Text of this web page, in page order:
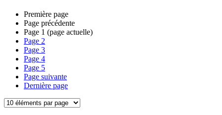
Première page
Page précédente
Page 1 (page actuelle)
Page 2
Page 3
Page 4
Page 5
Page suivante
Dernière page